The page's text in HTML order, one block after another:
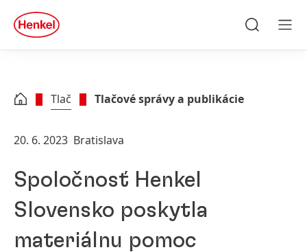
Skip to footer
quick
search
Tlač Tlačové správy a publikácie
20. 6. 2023 Bratislava
Spoločnosť Henkel
Slovensko poskytla
materiálnu pomoc